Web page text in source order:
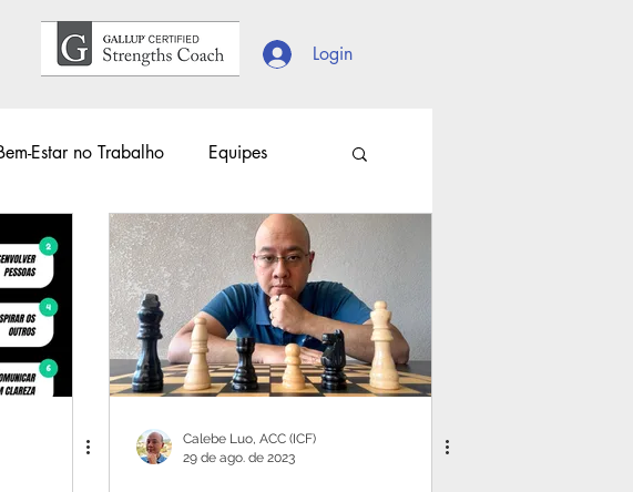
Login
Estar no Trabalho Equipes
Guias Escolhas
Calebe Luo, ACC (ICF)
29 de ago. de 2023